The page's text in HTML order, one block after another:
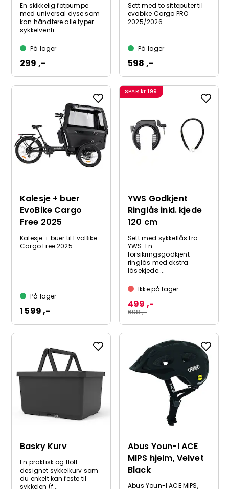
En skikkelig fotpumpe
med universal dyse som
kan håndtere alle typer
sykkelventi...
På lager
299 ,-
Sett med to sitteputer til
evobike Cargo PRO
2025/2026
På lager
598 ,-
Kalesje + buer
EvoBike Cargo
Free 2025
Kalesje + buer til EvoBike
Cargo Free 2025.
På lager
1 599 ,-
SPAR kr 199
YWS Godkjent
Ringlås inkl. kjede
120 cm
Sett med sykkellås fra
YWS. En
forsikringsgodkjent
ringlås med ekstra
låsekjede....
Ikke på lager
698 ,-
499 ,-
Basky Kurv
En praktisk og flott
designet sykkelkurv som
du enkelt kan feste til
sykkelen (f...
Abus Youn-I ACE
MIPS hjelm, Velvet
Black
Abus Youn-I ACE MIPS,